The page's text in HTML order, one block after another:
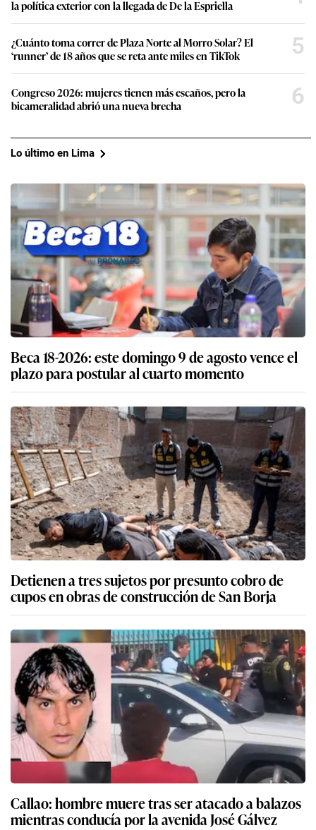
la política exterior con la llegada de De la Espriella
¿Cuánto toma correr de Plaza Norte al Morro Solar? El
‘runner’ de 18 años que se reta ante miles en TikTok
5
Congreso 2026: mujeres tienen más escaños, pero la
bicameralidad abrió una nueva brecha
6
Lo último en Lima
Beca 18-2026: este domingo 9 de agosto vence el
plazo para postular al cuarto momento
Detienen a tres sujetos por presunto cobro de
cupos en obras de construcción de San Borja
Callao: hombre muere tras ser atacado a balazos
mientras conducía por la avenida José Gálvez